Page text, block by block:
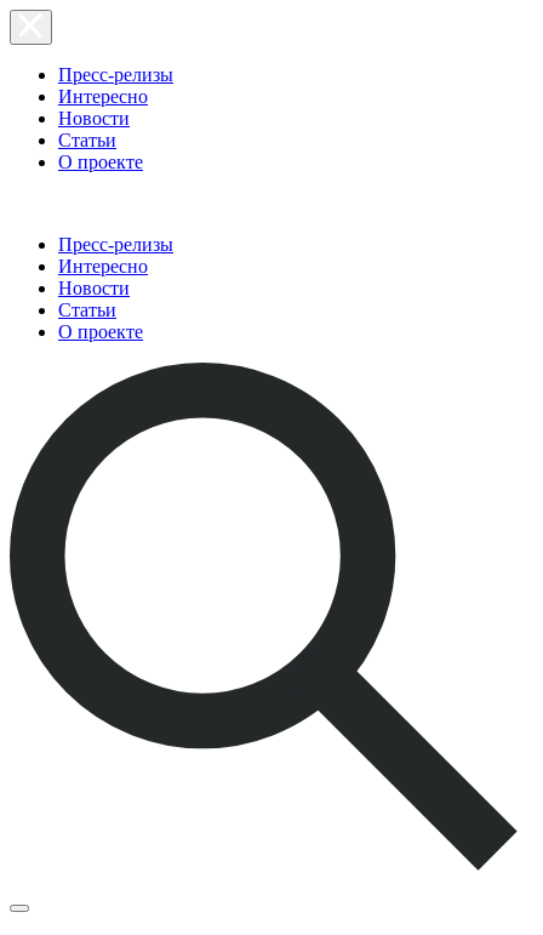
Пресс-релизы
Интересно
Новости
Статьи
О проекте
Пресс-релизы
Интересно
Новости
Статьи
О проекте